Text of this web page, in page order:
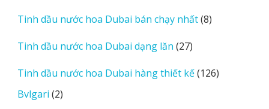
phẩm
Tinh dầu nước hoa Dubai bán chạy nhất 88
Tinh dầu nước hoa Dubai dạng lăn 2727
phẩm
Tinh dầu nước hoa Dubai hàng thiết kế 126126
Bvlgari 22